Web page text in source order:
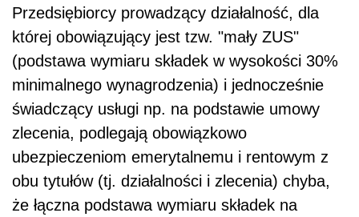
Przedsiębiorcy prowadzący działalność, dla
której obowiązujący jest tzw. "mały ZUS"
(podstawa wymiaru składek w wysokości 30%
minimalnego wynagrodzenia) i jednocześnie
świadczący usługi np. na podstawie umowy
zlecenia, podlegają obowiązkowo
ubezpieczeniom emerytalnemu i rentowym z
obu tytułów (tj. działalności i zlecenia) chyba,
że łączna podstawa wymiaru składek na